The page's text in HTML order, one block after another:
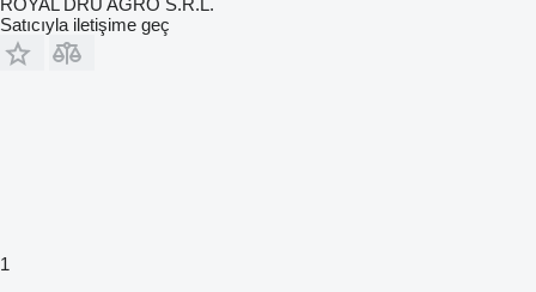
Satıcıyla iletişime geç
1